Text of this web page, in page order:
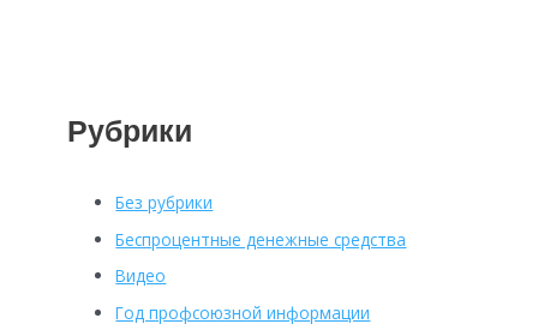
Рубрики
Без рубрики
Беспроцентные денежные средства
Видео
Год профсоюзной информации